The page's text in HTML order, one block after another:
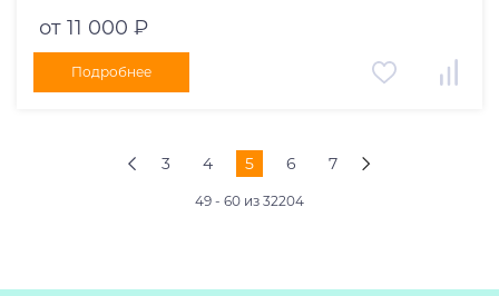
от 11 000 ₽
Подробнее
3 4 5 6 7
49 - 60 из 32204